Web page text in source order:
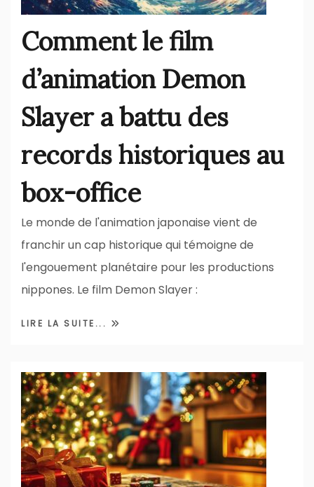
Comment le film
d’animation Demon
Slayer a battu des
records historiques au
box-office
Le monde de l'animation japonaise vient de
franchir un cap historique qui témoigne de
l'engouement planétaire pour les productions
nippones. Le film Demon Slayer :
LIRE LA SUITE...